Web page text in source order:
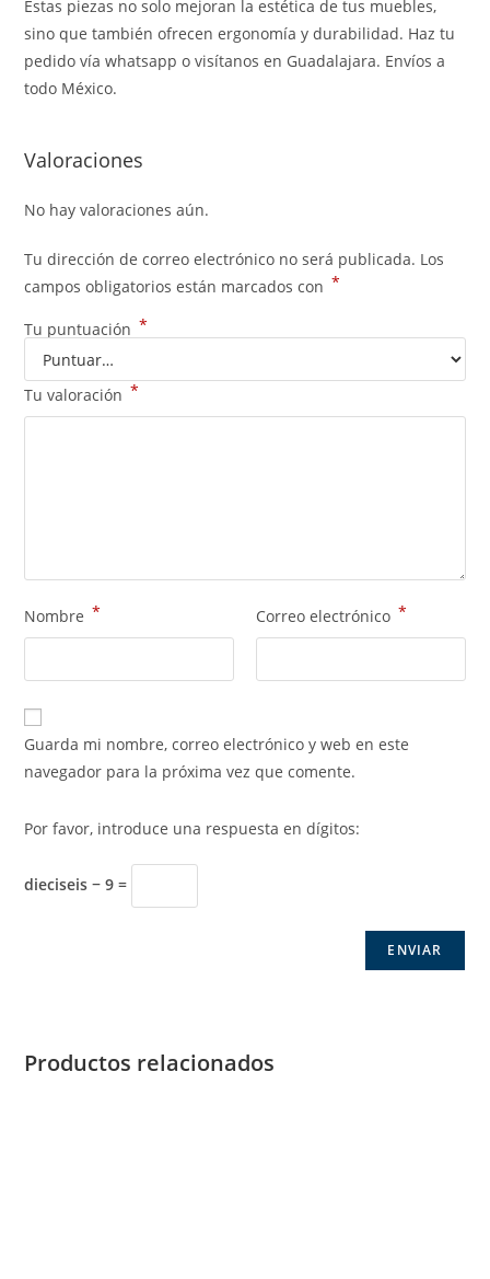
Estas piezas no solo mejoran la estética de tus muebles,
sino que también ofrecen ergonomía y durabilidad. Haz tu
pedido vía whatsapp o visítanos en Guadalajara. Envíos a
todo México.
Valoraciones
No hay valoraciones aún.
Tu dirección de correo electrónico no será publicada. Los
campos obligatorios están marcados con *
Tu puntuación *
Tu valoración *
Nombre * Correo electrónico *
Guarda mi nombre, correo electrónico y web en este
navegador para la próxima vez que comente.
Por favor, introduce una respuesta en dígitos:
dieciseis − 9 =
Productos relacionados